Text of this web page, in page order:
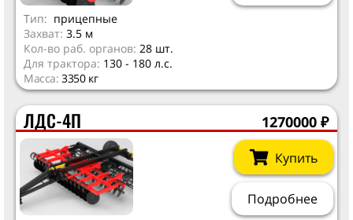
Тип: прицепные
Захват: 3.5 м
Кол-во раб. органов: 28 шт.
Для трактора: 130 - 180 л.с.
Масса: 3350 кг
ЛДС-4П 1270000 ₽
Купить
Подробнее